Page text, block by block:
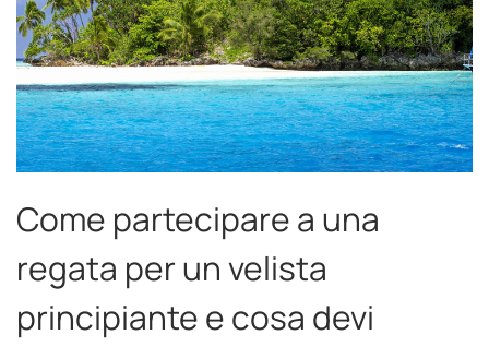
Come partecipare a una
regata per un velista
principiante e cosa devi